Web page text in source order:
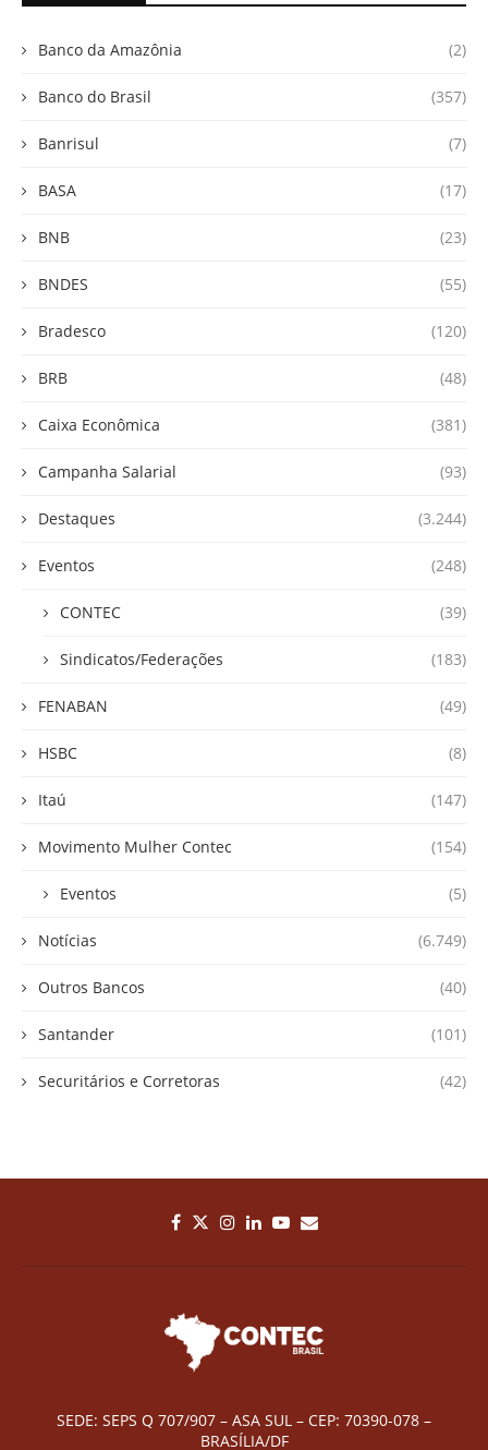
Banco da Amazônia (2)
Banco do Brasil (357)
Banrisul (7)
BASA (17)
BNB (23)
BNDES (55)
Bradesco (120)
BRB (48)
Caixa Econômica (381)
Campanha Salarial (93)
Destaques (3.244)
Eventos (248)
CONTEC (39)
Sindicatos/Federações (183)
FENABAN (49)
HSBC (8)
Itaú (147)
Movimento Mulher Contec (154)
Eventos (5)
Notícias (6.749)
Outros Bancos (40)
Santander (101)
Securitários e Corretoras (42)
SEDE: SEPS Q 707/907 – ASA SUL – CEP: 70390-078 –
BRASÍLIA/DF